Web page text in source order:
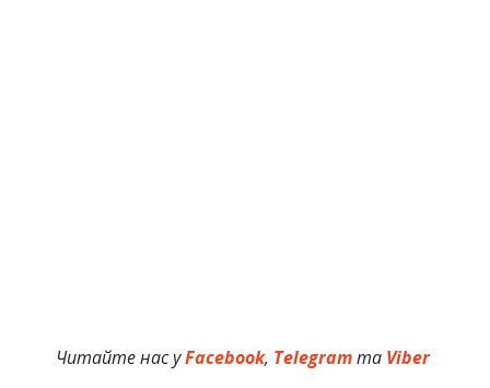
Читайте нас уFacebook, Telegramта Viber